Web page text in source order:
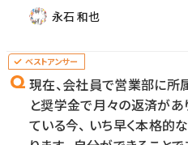
教育関連
永石 和也
現在、会社員で営業部に所
と奨学金で月々の返済があ
ている今、 いち早く本格的